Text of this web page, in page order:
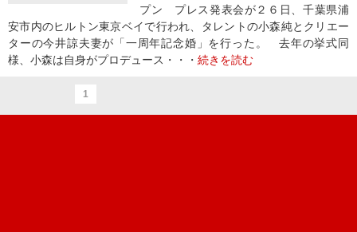
プン プレス発表会が２６日、千葉県浦
安市内のヒルトン東京ベイで行われ、タレントの小森純とクリエー
ターの今井諒夫妻が「一周年記念婚」を行った。 去年の挙式同
様、小森は自身がプロデュース・・・ 続きを読む
1